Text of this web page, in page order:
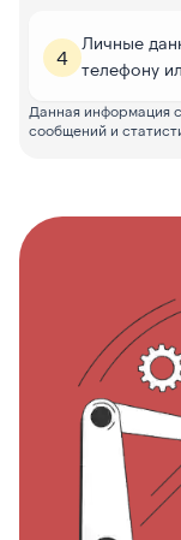
4
Личные
телефону
Данная информация
сообщений и